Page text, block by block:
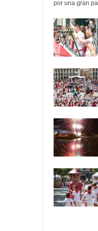
por una gran